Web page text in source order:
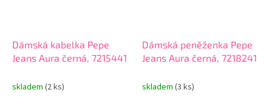
Dámská kabelka Pepe
Jeans Aura černá, 7215441
skladem (2 ks)
Dámská peněženka Pepe
Jeans Aura černá, 7218241
skladem (3 ks)